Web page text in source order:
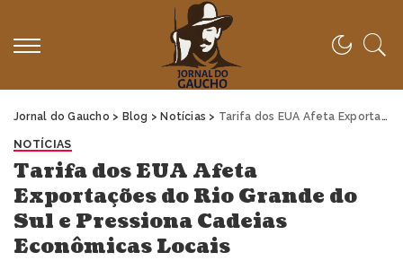
Jornal do Gaucho > Blog > Notícias > Tarifa dos EUA Afeta Exportações do Rio Grande do Sul e Pressiona Cadeias Econômicas Locais
NOTÍCIAS
Tarifa dos EUA Afeta
Exportações do Rio Grande do
Sul e Pressiona Cadeias
Econômicas Locais